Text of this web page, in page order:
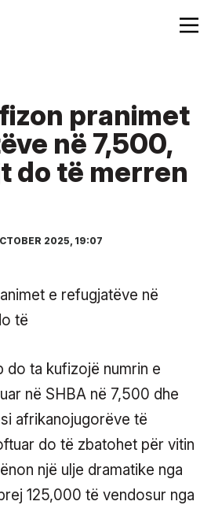
pranimet
në 7,500,
do të merren
2025, 19:07
do ta kufizojë numrin e
në SHBA në 7,500 dhe
afrikanojugorëve të
do të zbatohet për vitin
një ulje dramatike nga
125,000 të vendosur nga